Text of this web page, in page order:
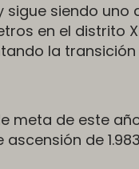
siendo uno
en el distrito
la transición
meta de este
de